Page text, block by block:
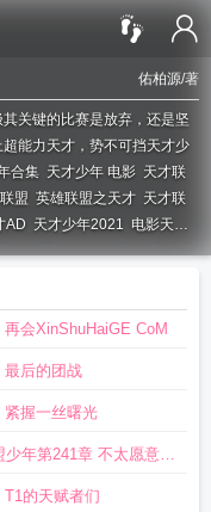
佑柏源/著
关键的比赛是放弃，还是坚
能力天才，势不可挡天才少
合集 天才少年 电影 天才联
盟 英雄联盟之天才 天才联
AD 天才少年2021 电影天才
才联盟少年 佑柏源lpl天才少
才钢琴少年英雄联盟的天才
天才召唤师
天才天才联盟第二季
jamyoung天才少年swag
天才之上天才少年团队
再会XinShuHaiGE CoM
最后的团战
紧握一丝曙光
少年第241章 不太愿意相
T1的天赋者们